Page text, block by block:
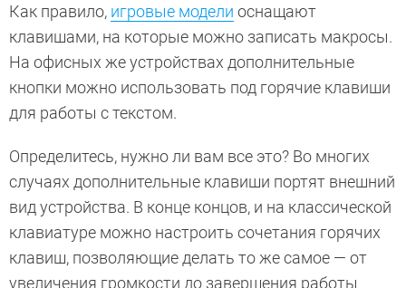
Как правило, игровые модели оснащают
клавишами, на которые можно записать макросы.
На офисных же устройствах дополнительные
кнопки можно использовать под горячие клавиши
для работы с текстом.
Определитесь, нужно ли вам все это? Во многих
случаях дополнительные клавиши портят внешний
вид устройства. В конце концов, и на классической
клавиатуре можно настроить сочетания горячих
клавиш, позволяющие делать то же самое — от
увеличения громкости до завершения работы